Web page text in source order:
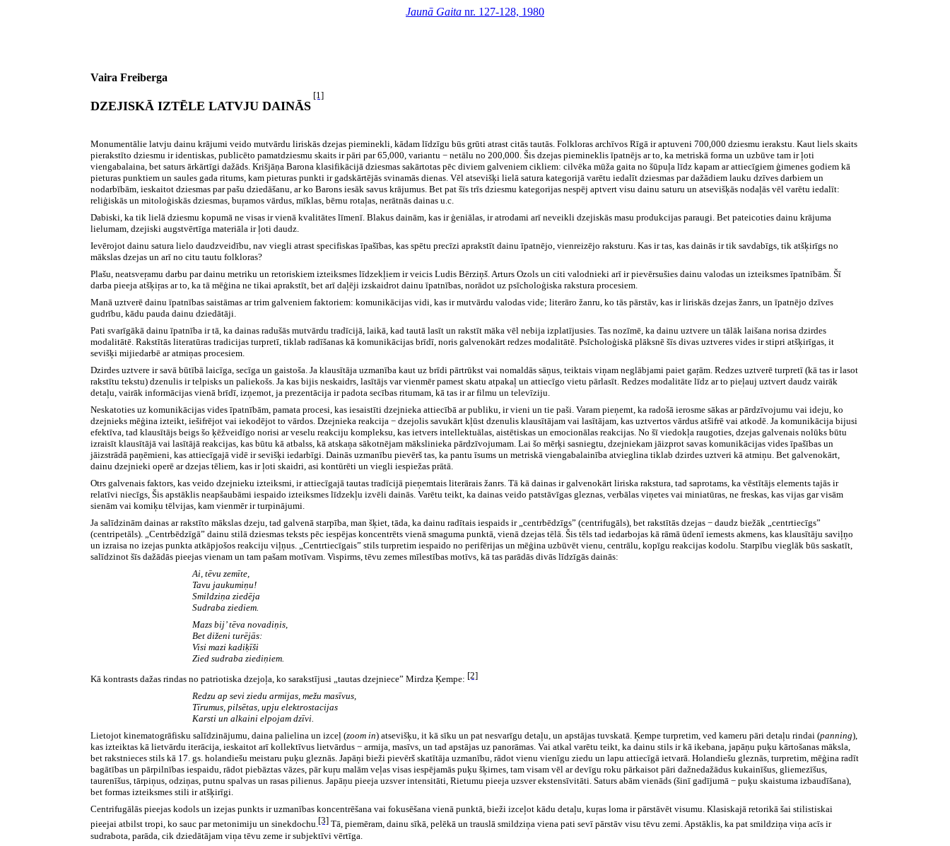
Jaunā Gaita nr. 127-128, 1980
Vaira Freiberga
DZEJISKĀ IZTĒLE LATVJU DAINĀS
[1]
Monumentālie latvju dainu krājumi veido mutvārdu liriskās dzejas pieminekli, kādam līdzīgu būs grūti atrast citās tautās. Folkloras archīvos Rīgā ir aptuveni 700,000 dziesmu ierakstu. Kaut liels skaits
pierakstīto dziesmu ir identiskas, publicēto pamatdziesmu skaits ir pāri par 65,000, variantu − netālu no 200,000. Šis dzejas piemineklis īpatnējs ar to, ka metriskā forma un uzbūve tam ir ļoti
viengabalaina, bet saturs ārkārtīgi dažāds. Krišjāņa Barona klasifikācijā dziesmas sakārtotas pēc diviem galveniem cikliem: cilvēka mūža gaita no šūpuļa līdz kapam ar attiecīgiem ģimenes godiem kā
pieturas punktiem un saules gada ritums, kam pieturas punkti ir gadskārtējās svinamās dienas. Vēl atsevišķi lielā satura kategorijā varētu iedalīt dziesmas par dažādiem lauku dzīves darbiem un
nodarbībām, ieskaitot dziesmas par pašu dziedāšanu, ar ko Barons iesāk savus krājumus. Bet pat šīs trīs dziesmu kategorijas nespēj aptvert visu dainu saturu un atsevišķās nodaļās vēl varētu iedalīt:
reliģiskās un mitoloģiskās dziesmas, buŗamos vārdus, mīklas, bērnu rotaļas, nerātnās dainas u.c.
Dabiski, ka tik lielā dziesmu kopumā ne visas ir vienā kvalitātes līmenī. Blakus dainām, kas ir ģeniālas, ir atrodami arī neveikli dzejiskās masu produkcijas paraugi. Bet pateicoties dainu krājuma
lielumam, dzejiski augstvērtīga materiāla ir ļoti daudz.
Ievērojot dainu satura lielo daudzveidību, nav viegli atrast specifiskas īpašības, kas spētu precīzi aprakstīt dainu īpatnējo, vienreizējo raksturu. Kas ir tas, kas dainās ir tik savdabīgs, tik atšķirīgs no
mākslas dzejas un arī no citu tautu folkloras?
Plašu, neatsveŗamu darbu par dainu metriku un retoriskiem izteiksmes līdzekļiem ir veicis Ludis Bērziņš. Arturs Ozols un citi valodnieki arī ir pievērsušies dainu valodas un izteiksmes īpatnībām. Šī
darba pieeja atšķiŗas ar to, ka tā mēģina ne tikai aprakstīt, bet arī daļēji izskaidrot dainu īpatnības, norādot uz psīcholoģiska rakstura procesiem.
Manā uztverē dainu īpatnības saistāmas ar trim galveniem faktoriem: komunikācijas vidi, kas ir mutvārdu valodas vide; literāro žanru, ko tās pārstāv, kas ir liriskās dzejas žanrs, un īpatnējo dzīves
gudrību, kādu pauda dainu dziedātāji.
Pati svarīgākā dainu īpatnība ir tā, ka dainas radušās mutvārdu tradīcijā, laikā, kad tautā lasīt un rakstīt māka vēl nebija izplatījusies. Tas nozīmē, ka dainu uztvere un tālāk laišana norisa dzirdes
modalitātē. Rakstītās literatūras tradicijas turpretī, tiklab radīšanas kā komunikācijas brīdī, noris galvenokārt redzes modalitātē. Psīcholoģiskā plāksnē šīs divas uztveres vides ir stipri atšķirīgas, it
sevišķi mijiedarbē ar atmiņas procesiem.
Dzirdes uztvere ir savā būtībā laicīga, secīga un gaistoša. Ja klausītāja uzmanība kaut uz brīdi pārtrūkst vai nomaldās sāņus, teiktais viņam neglābjami paiet gaŗām. Redzes uztverē turpretī (kā tas ir lasot
rakstītu tekstu) dzenulis ir telpisks un paliekošs. Ja kas bijis neskaidrs, lasītājs var vienmēr pamest skatu atpakaļ un attiecīgo vietu pārlasīt. Redzes modalitāte līdz ar to pieļauj uztvert daudz vairāk
detaļu, vairāk informācijas vienā brīdī, izņemot, ja prezentācija ir padota secības ritumam, kā tas ir ar filmu un televīziju.
Neskatoties uz komunikācijas vides īpatnībām, pamata procesi, kas iesaistīti dzejnieka attiecībā ar publiku, ir vieni un tie paši. Varam pieņemt, ka radošā ierosme sākas ar pārdzīvojumu vai ideju, ko
dzejnieks mēģina izteikt, iešifrējot vai iekodējot to vārdos. Dzejnieka reakcija − dzejolis savukārt kļūst dzenulis klausītājam vai lasītājam, kas uztvertos vārdus atšifrē vai atkodē. Ja komunikācija bijusi
efektīva, tad klausītājs beigs šo ķēžveidīgo norisi ar veselu reakciju kompleksu, kas ietvers intellektuālas, aistētiskas un emocionālas reakcijas. No šī viedokļa raugoties, dzejas galvenais nolūks būtu
izraisīt klausītājā vai lasītājā reakcijas, kas būtu kā atbalss, kā atskaņa sākotnējam mākslinieka pārdzīvojumam. Lai šo mērķi sasniegtu, dzejniekam jāizprot savas komunikācijas vides īpašības un
jāizstrādā paņēmieni, kas attiecīgajā vidē ir sevišķi iedarbīgi. Dainās uzmanību pievērš tas, ka pantu īsums un metriskā viengabalainība atvieglina tiklab dzirdes uztveri kā atmiņu. Bet galvenokārt,
dainu dzejnieki operē ar dzejas tēliem, kas ir ļoti skaidri, asi kontūrēti un viegli iespiežas prātā.
Otrs galvenais faktors, kas veido dzejnieku izteiksmi, ir attiecīgajā tautas tradīcijā pieņemtais literārais žanrs. Tā kā dainas ir galvenokārt liriska rakstura, tad saprotams, ka vēstītājs elements tajās ir
relatīvi niecīgs, Šis apstāklis neapšaubāmi iespaido izteiksmes līdzekļu izvēli dainās. Varētu teikt, ka dainas veido patstāvīgas gleznas, verbālas viņetes vai miniatūras, ne freskas, kas vijas gar visām
sienām vai komiķu tēlvijas, kam vienmēr ir turpinājumi.
Ja salīdzinām dainas ar rakstīto mākslas dzeju, tad galvenā starpība, man šķiet, tāda, ka dainu radītais iespaids ir „centrbēdzīgs” (centrifugāls), bet rakstītās dzejas − daudz biežāk „centrtiecīgs”
(centripetāls). „Centrbēdzīgā” dainu stilā dziesmas teksts pēc iespējas koncentrēts vienā smaguma punktā, vienā dzejas tēlā. Šis tēls tad iedarbojas kā rāmā ūdenī iemests akmens, kas klausītāju saviļņo
un izraisa no izejas punkta atkāpjošos reakciju viļņus. „Centrtiecīgais” stils turpretim iespaido no perifērijas un mēģina uzbūvēt vienu, centrālu, kopīgu reakcijas kodolu. Starpību vieglāk būs saskatīt,
salīdzinot šīs dažādās pieejas vienam un tam pašam motīvam. Vispirms, tēvu zemes mīlestības motīvs, kā tas parādās divās līdzīgās dainās:
Ai, tēvu zemīte,
Tavu jaukumiņu!
Smildziņa ziedēja
Sudraba ziediem.
Mazs bij’ tēva novadiņis,
Bet diženi turējās:
Visi mazi kadiķīši
Zied sudraba ziediņiem.
Kā kontrasts dažas rindas no patriotiska dzejoļa, ko sarakstījusi „tautas dzejniece” Mirdza Ķempe: [2]
Redzu ap sevi ziedu armijas, mežu masīvus,
Tīrumus, pilsētas, upju elektrostacijas
Karsti un alkaini elpojam dzīvi.
Lietojot kinematogrāfisku salīdzinājumu, daina palielina un izceļ (zoom in) atsevišķu, it kā sīku un pat nesvarīgu detaļu, un apstājas tuvskatā. Ķempe turpretim, ved kameru pāri detaļu rindai (panning),
kas izteiktas kā lietvārdu iterācija, ieskaitot arī kollektīvus lietvārdus − armija, masīvs, un tad apstājas uz panorāmas. Vai atkal varētu teikt, ka dainu stils ir kā ikebana, japāņu puķu kārtošanas māksla,
bet rakstnieces stils kā 17. gs. holandiešu meistaru puķu gleznās. Japāņi bieži pievērš skatītāja uzmanību, rādot vienu vienīgu ziedu un lapu attiecīgā ietvarā. Holandiešu gleznās, turpretim, mēģina radīt
bagātības un pārpilnības iespaidu, rādot piebāztas vāzes, pār kuŗu malām veļas visas iespējamās puķu šķirnes, tam visam vēl ar devīgu roku pārkaisot pāri dažnedažādus kukainīšus, gliemezīšus,
taurenīšus, tārpiņus, odziņas, putnu spalvas un rasas pilienus. Japāņu pieeja uzsver intensitāti, Rietumu pieeja uzsver ekstensīvitāti. Saturs abām vienāds (šinī gadījumā − puķu skaistuma izbaudīšana),
bet formas izteiksmes stili ir atšķirīgi.
Centrifugālās pieejas kodols un izejas punkts ir uzmanības koncentrēšana vai fokusēšana vienā punktā, bieži izceļot kādu detaļu, kuŗas loma ir pārstāvēt visumu. Klasiskajā retorikā šai stilistiskai
pieejai atbilst tropi, ko sauc par metonimiju un sinekdochu.[3] Tā, piemēram, dainu sīkā, pelēkā un trauslā smildziņa viena pati sevī pārstāv visu tēvu zemi. Apstāklis, ka pat smildziņa viņa acīs ir
sudrabota, parāda, cik dziedātājam viņa tēvu zeme ir subjektīvi vērtīga.